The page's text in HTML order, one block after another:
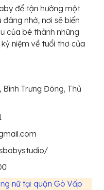
để tận hưởng một
nhớ, nơi sẽ biến
của bé thành những
niệm về tuổi thơ của
Trưng Đông, Thủ
nữ tại quận Gò Vấp